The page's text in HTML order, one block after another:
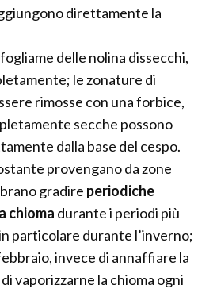
direttamente la
delle nolina dissecchi,
le zonature di
rimosse con una forbice,
secche possono
dalla base del cespo.
provengano da zone
gradire periodiche
chioma durante i periodi più
particolare durante l’inverno;
invece di annaffiare la
vaporizzarne la chioma ogni